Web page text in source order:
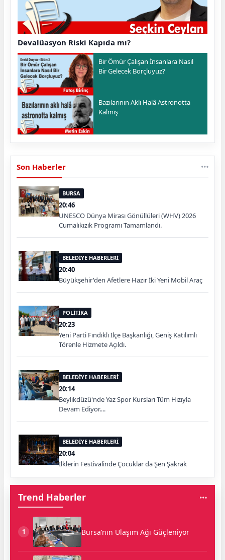
Devalüasyon Riski Kapıda mı?
Bir Ömür Çalışan İnsanlara Nasıl
Bir Gelecek Borçluyuz?
Bazılarının Aklı Halâ Astronotta
Kalmış
Son Haberler
BURSA
20:46
UNESCO Dünya Mirası Gönüllüleri (WHV) 2026
Cumalıkızık Programı Tamamlandı.
BELEDİYE HABERLERİ
20:40
Büyükşehir'den Afetlere Hazır İki Yeni Mobil Araç
POLİTİKA
20:23
Yeni Parti Fındıklı İlçe Başkanlığı, Geniş Katılımlı
Törenle Hizmete Açıldı.
BELEDİYE HABERLERİ
20:14
Beylikdüzü'nde Yaz Spor Kursları Tüm Hızıyla
Devam Ediyor....
BELEDİYE HABERLERİ
20:04
İlklerin Festivalinde Çocuklar da Şen Şakrak
Trend Haberler
1 Bursa’nın Ulaşım Ağı Güçleniyor